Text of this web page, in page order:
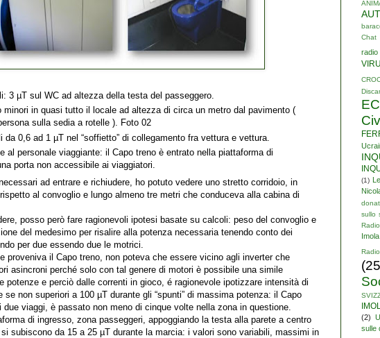
3 µT sul WC ad altezza della testa del passeggero.
minori in quasi tutto il locale ad altezza di circa un metro dal pavimento (
sulla sedia a rotelle ). Foto 02
da 0,6 ad 1 µT nel “soffietto” di collegamento fra vettura e vettura.
al personale viaggiante: il Capo treno è entrato nella piattaforma di
porta non accessibile ai viaggiatori.
ad entrare e richiudere, ho potuto vedere uno stretto corridoio, in
al convoglio e lungo almeno tre metri che conduceva alla cabina di
posso però fare ragionevoli ipotesi basate su calcoli: peso del convoglio e
del medesimo per risalire alla potenza necessaria tenendo conto dei
per due essendo due le motrici.
proveniva il Capo treno, non poteva che essere vicino agli inverter che
asincroni perché solo con tal genere di motori è possibile una simile
potenze e perciò dalle correnti in gioco, é ragionevole ipotizzare intensità di
se non superiori a 100 µT durante gli “spunti” di massima potenza: il Capo
due viaggi, è passato non meno di cinque volte nella zona in questione.
di ingresso, zona passeggeri, appoggiando la testa alla parete a centro
subiscono da 15 a 25 µT durante la marcia: i valori sono variabili, massimi in
Chat
radio
(1)
sullo
Imola
(2)
sulle